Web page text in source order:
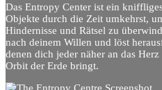
Das Entropy Center ist ein
Objekte durch die Zeit umkehrst,
Hindernisse und Rätsel zu
nach deinem Willen und löst
denen dich jeder näher an das
Orbit der Erde bringt.